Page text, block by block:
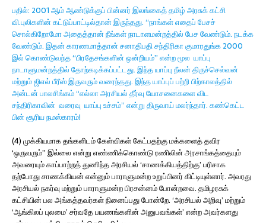
பதில்: 2001 ஆம் ஆண்டுக்குப் பின்னர் இலங்கைத் தமிழ் அரசுக் கட்சி
வி.புலிகளின் கட்டுப்பாட்டில்தான் இருந்தது. “நாங்கள் எதைப் பேசச்
சொல்கிறோமோ அதைத்தான் நீங்கள் நாடாளமன்றத்தில் பேச வேண்டும். நடக்க
வேண்டும். இதன் காரணமாத்தான் சனாதிபதி சந்திரிகா குமாரதுங்க 2000
இல் கொண்டுவந்த “பிரதேசங்களின் ஒன்றியம்” என்ற மூல யாப்பு
நாடாளுமன்றத்தில் தோற்கடிக்கப்பட்டது. இந்த யாப்பு நீலன் திருச்செல்வன்
மற்றும் ஜிஎல் பீரீஸ் இருவரும் வரைந்தது. இந்த யாப்புப் பற்றி பிற்காலத்தில்
அன்டன் பாலசிங்கம் “எல்லா அரசியல் தீர்வு யோசனைகளை விட
சந்திரிகாவின் வரைவு யாப்பு உச்சம்” என்று திருவாய் மலர்ந்தார். கண்கெட்ட
பின் சூரிய நமஸ்காரம்!
(4) முக்கியமாக தங்களிடம் கேள்விகள் கேட்பதற்கு மக்களைத் தவிர
‘ஒருவரும்” இல்லை என்று எண்ணிக்கொண்டு ரணிலின் அரசாங்கத்தையும்
அவரையும் காப்பாற்றத் துணிந்த அரசியல் ‘சாணக்கியத்திற்கு’ பரிசாக
தற்போது சாணக்கியன் என்னும் பாராளுமன்ற உறுப்பினர் கிட்டியுள்ளார். அவரது
அரசியல் நகர்வு மற்றும் பாராளுமன்ற பிரசன்னம் போன்றவை. தமிழரசுக்
கட்சியின் பல அங்கத்தவர்கள் நினைப்பது போன்றே. ‘அரசியல் அறிவு’ மற்றும்
‘ஆங்கிலப் புலமை’ சர்வதே பயணங்களின் அனுபவங்கள்’ என்ற அவர்களது